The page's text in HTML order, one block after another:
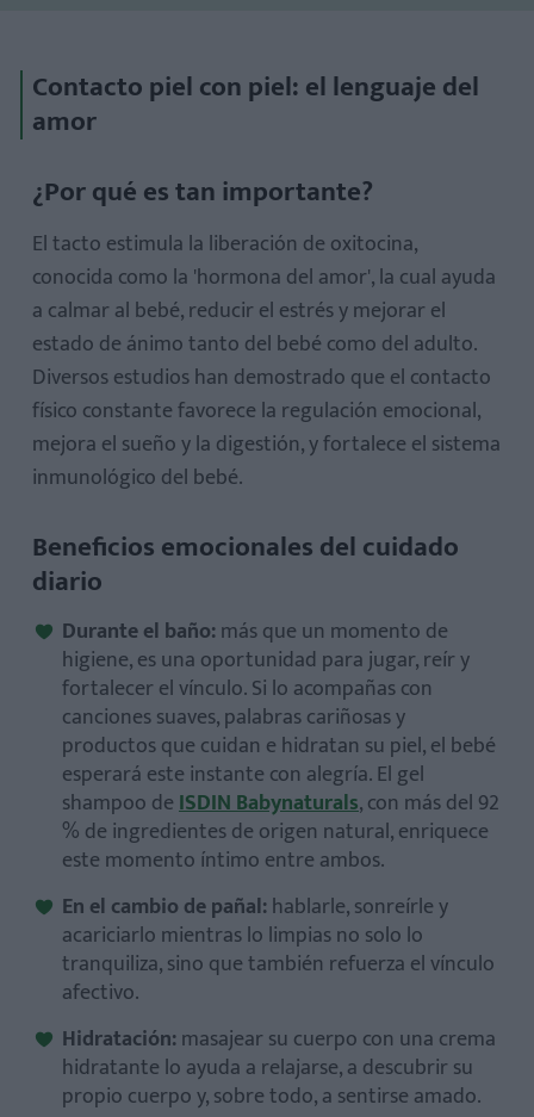
¿Por qué es tan importante?
Beneficios emocionales del cuidado diario
Beneficios del masaje infantil
Contacto piel con piel: el lenguaje del
amor
¿Por qué es tan importante?
El tacto estimula la liberación de oxitocina,
conocida como la 'hormona del amor', la cual ayuda
a calmar al bebé, reducir el estrés y mejorar el
estado de ánimo tanto del bebé como del adulto.
Diversos estudios han demostrado que el contacto
físico constante favorece la regulación emocional,
mejora el sueño y la digestión, y fortalece el sistema
inmunológico del bebé.
Beneficios emocionales del cuidado
diario
Durante el baño:más que un momento de
higiene, es una oportunidad para jugar, reír y
fortalecer el vínculo. Si lo acompañas con
canciones suaves, palabras cariñosas y
productos que cuidan e hidratan su piel, el bebé
esperará este instante con alegría. El gel
shampoo deISDIN Babynaturals, con más del 92
% de ingredientes de origen natural, enriquece
este momento íntimo entre ambos.
En el cambio de pañal:hablarle, sonreírle y
acariciarlo mientras lo limpias no solo lo
tranquiliza, sino que también refuerza el vínculo
afectivo.
Hidratación:masajear su cuerpo con una crema
hidratante lo ayuda a relajarse, a descubrir su
propio cuerpo y, sobre todo, a sentirse amado.